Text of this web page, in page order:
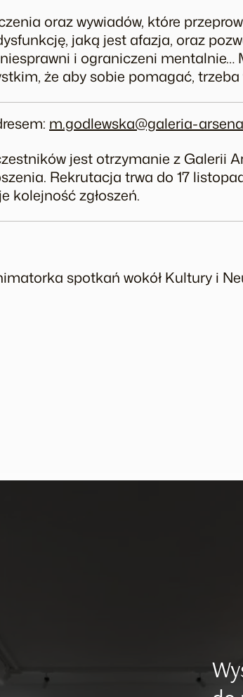
oraz wywiadów, które
jaką jest afazja, oraz
i ograniczeni mentalnie…
że aby sobie pomagać, trzeba
m.godlewska@galeria-
jest otrzymanie z Galerii
Rekrutacja trwa do 17
kolejność zgłoszeń.
spotkań wokół Kultury i